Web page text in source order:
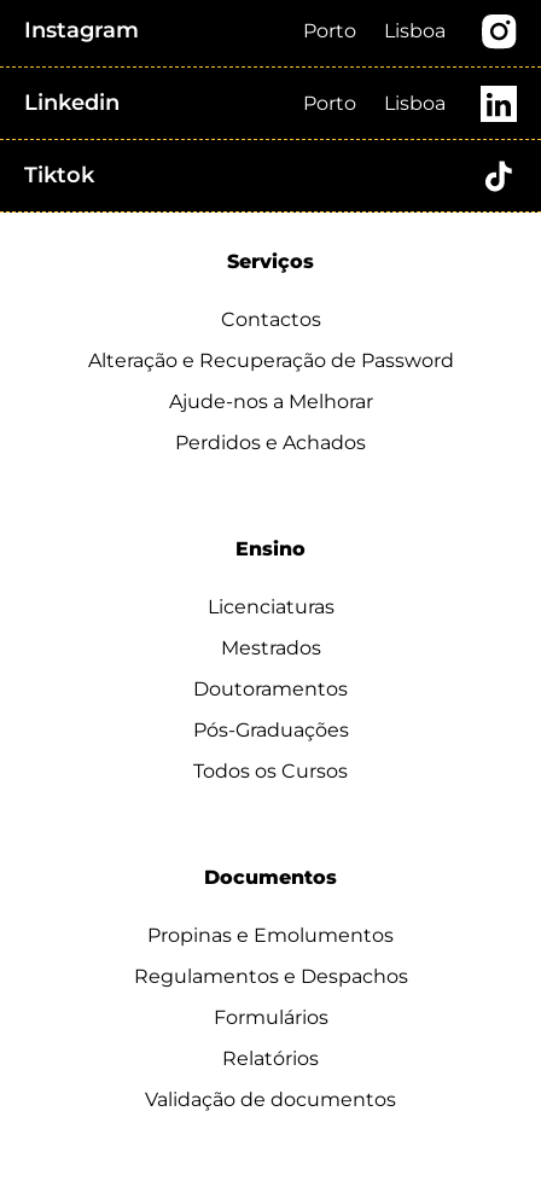
Instagram Porto Lisboa
Linkedin Porto Lisboa
Tiktok
Serviços
Contactos
Alteração e Recuperação de Password
Ajude-nos a Melhorar
Perdidos e Achados
Ensino
Licenciaturas
Mestrados
Doutoramentos
Pós-Graduações
Todos os Cursos
Documentos
Propinas e Emolumentos
Regulamentos e Despachos
Formulários
Relatórios
Validação de documentos